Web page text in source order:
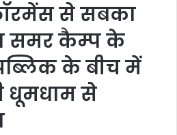
से सबका
समर कैम्प के
के बीच में
धूमधाम से